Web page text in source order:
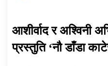
आशीर्वाद र अश्विनी
प्रस्तुति ‘नौ डाँडा